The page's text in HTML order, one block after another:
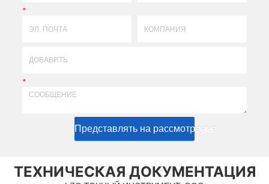
*
*
Представлять на рассмотрение
ТЕХНИЧЕСКАЯ ДОКУМЕНТАЦИЯ